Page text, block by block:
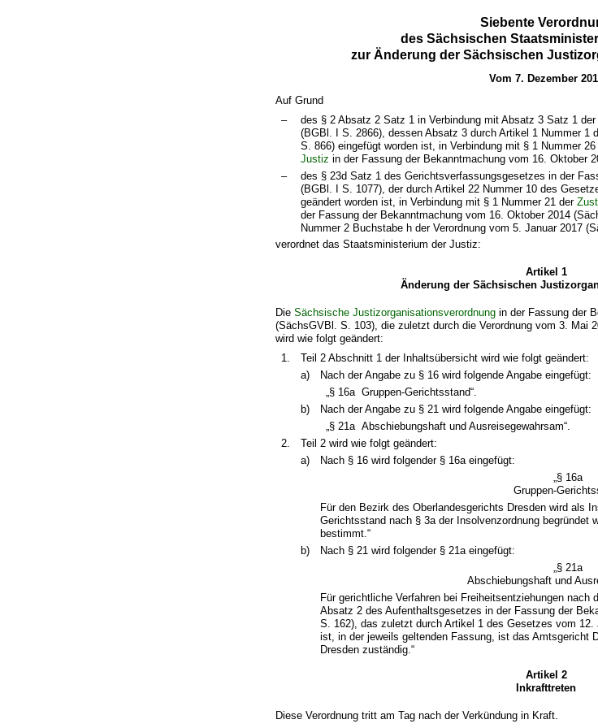
Siebente
des Sächsischen
zur Änderung der Sächsischen
Vom 7. Dezember
Auf Grund
–
des § 2 Absatz 2 Satz 1 in Verbindung mit Absatz 3 Satz 1
(BGBl. I S. 2866), dessen Absatz 3 durch Artikel 1 Nummer 1
S. 866) eingefügt worden ist, in Verbindung mit § 1 Nummer
Justiz in der Fassung der Bekanntmachung vom 16. Oktober
–
des § 23d Satz 1 des Gerichtsverfassungsgesetzes in der
(BGBl. I S. 1077), der durch Artikel 22 Nummer 10 des
geändert worden ist, in Verbindung mit § 1 Nummer 21 der
der Fassung der Bekanntmachung vom 16. Oktober 2014
Nummer 2 Buchstabe h der Verordnung vom 5. Januar 2017
verordnet das Staatsministerium der Justiz:
Artikel 1
Änderung der Sächsischen
DieSächsische Justizorganisationsverordnung in der Fassung der
(SächsGVBl. S. 103), die zuletzt durch die Verordnung vom 3. Mai
wird wie folgt geändert:
1.
Teil 2 Abschnitt 1 der Inhaltsübersicht wird wie folgt geändert:
a)
Nach der Angabe zu § 16 wird folgende Angabe eingefügt:
„§ 16a Gruppen-Gerichtsstand“.
b)
Nach der Angabe zu § 21 wird folgende Angabe eingefügt:
„§ 21a Abschiebungshaft und Ausreisegewahrsam“.
2.
Teil 2 wird wie folgt geändert:
a)
Nach § 16 wird folgender § 16a eingefügt:
„§ 16a
Gruppen-
Für den Bezirk des Oberlandesgerichts Dresden wird als
Gerichtsstand nach § 3a der Insolvenzordnung begründet
bestimmt.“
b)
Nach § 21 wird folgender § 21a eingefügt:
„§ 21a
Abschiebungshaft und
Für gerichtliche Verfahren bei Freiheitsentziehungen nach
Absatz 2 des Aufenthaltsgesetzes in der Fassung der
S. 162), das zuletzt durch Artikel 1 des Gesetzes vom
ist, in der jeweils geltenden Fassung, ist das Amtsgericht
Dresden zuständig.“
Artikel 2
Inkrafttreten
Diese Verordnung tritt am Tag nach der Verkündung in Kraft.